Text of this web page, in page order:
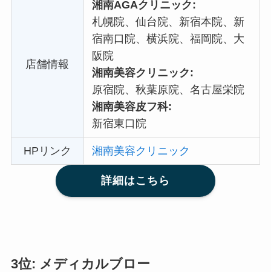
店舗情報
湘南AGAクリニック:
札幌院、仙台院、新宿本院、新
宿南口院、横浜院、福岡院、大
阪院
湘南美容クリニック:
原宿院、秋葉原院、名古屋栄院
湘南美容皮フ科:
新宿東口院
HPリンク 湘南美容クリニック
詳細はこちら
3位: メディカルブロー